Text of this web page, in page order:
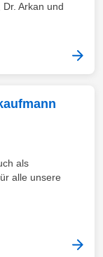
Arkan und
als
alle unsere